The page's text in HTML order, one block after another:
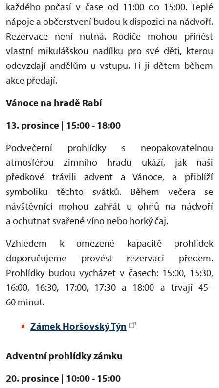
každého počasí v čase od 11:00 do 15:00. Teplé
nápoje a občerstvení budou k dispozici na nádvoří.
Rezervace není nutná. Rodiče mohou přinést
vlastní mikulášskou nadílku pro své děti, kterou
odevzdají andělům u vstupu. Ti ji dětem během
akce předají.
Vánoce na hradě Rabí
13. prosince | 15:00 - 18:00
Podvečerní prohlídky s neopakovatelnou
atmosférou zimního hradu ukáží, jak naši
předkové trávili advent a Vánoce, a přiblíží
symboliku těchto svátků. Během večera se
návštěvníci mohou zahřát u ohňů na nádvoří
a ochutnat svařené víno nebo horký čaj.
Vzhledem k omezené kapacitě prohlídek
doporučujeme provést rezervaci předem.
Prohlídky budou vycházet v časech: 15:00, 15:30,
16:00, 16:30, 17:00, 17:30 a 18:00 a trvají 45–
60 minut.
Zámek Horšovský Týn
Adventní prohlídky zámku
20. prosince | 10:00 - 15:00